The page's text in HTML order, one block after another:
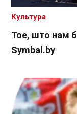
Тое, што нам
Symbal.by
Культура